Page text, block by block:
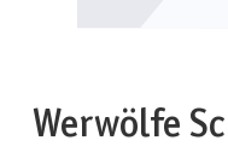
Werwölfe